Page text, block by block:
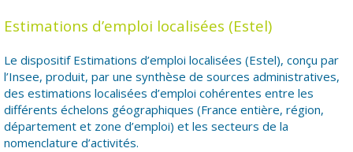
Estimations d’emploi localisées (Estel)
Le dispositif Estimations d’emploi localisées (Estel), conçu par
l’Insee, produit, par une synthèse de sources administratives,
des estimations localisées d’emploi cohérentes entre les
différents échelons géographiques (France entière, région,
département et zone d’emploi) et les secteurs de la
nomenclature d’activités.